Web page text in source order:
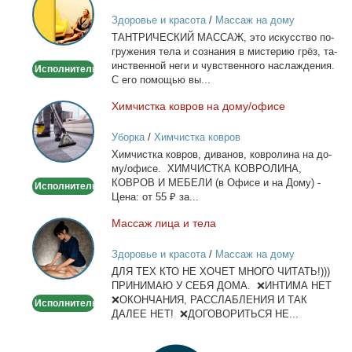
массаж
Исполнитель
Здоровье и красота/ Массаж на дому
ТАНТРИЧЕСКИЙ МАССАЖ, это ис­кус­ство по­
гру­же­ния те­ла и со­зна­ния в ми­сте­рию грёз, та­
ин­ствен­ной неги и чув­ствен­но­го на­сла­жде­ния.
С его по­мо­щью вы...
Химчистка
ковров
на
дому/
Исполнитель
Хим­чист­ка ков­ров на до­му/офи­се
Уборка/ Химчистка ковров
Хим­чист­ка ков­ров, ди­ва­нов, ков­ро­ли­на на до­
му/офи­се. ХИМЧИСТКА КОВРОЛИНА,
КОВРОВ И МЕБЕЛИ (в Офи­се и на До­му) -
Це­на: от 55 ₽ за...
Массаж
лица
и
тела
Исполнитель
Мас­саж ли­ца и те­ла
Здоровье и красота/ Массаж на дому
ДЛЯ ТЕХ КТО НЕ ХОЧЕТ МНОГО ЧИТАТЬ!)))
ПРИНИМАЮ У СЕБЯ ДОМА. ❌ИНТИМА НЕТ
❌ОКОНЧАНИЯ, РАССЛАБЛЕНИЯ И ТАК
ДАЛЕЕ НЕТ! ❌ДОГОВОРИТЬСЯ НЕ...